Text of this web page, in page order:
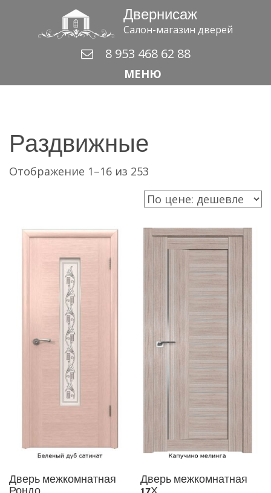
Двернисаж
Салон-магазин дверей
8 953 468 62 88
МЕНЮ
Раздвижные
Отображение 1–16 из 253
по
возрастанию
Дверь межкомнатная Дверь межкомнатная